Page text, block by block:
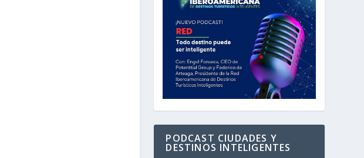
PODCAST CIUDADES Y
DESTINOS INTELIGENTES